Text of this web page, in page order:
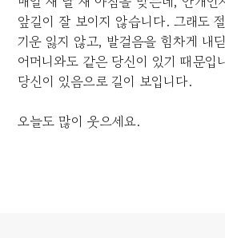
앞길이 잘 보이지 않습니다. 그래도
기운 잃지 않고, 발걸음을 힘차게 내
어머니와도 같은 당신이 있기 때문입
당신이 있음으로 길이 보입니다.
오늘도 많이 웃으세요.